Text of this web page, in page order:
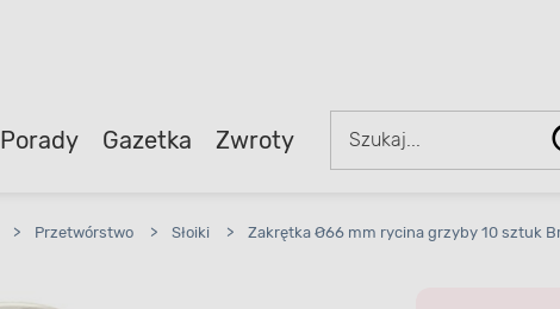
Porady Gazetka Zwroty
> Przetwórstwo > Słoiki > Zakrętka Ø66 mm rycina grzyby 10 sztuk